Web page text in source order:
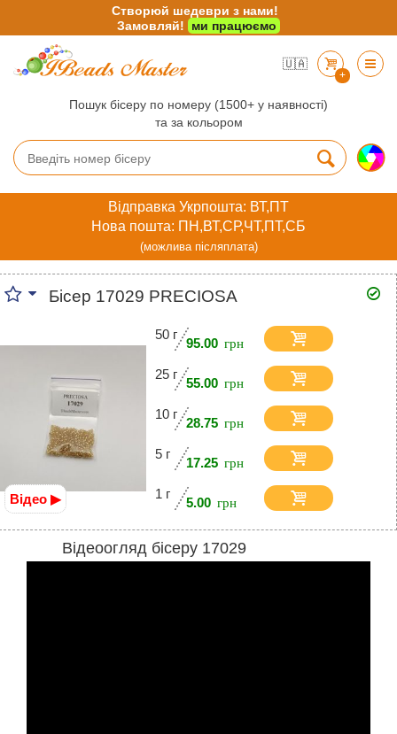
🇺🇦
+
Пошук бісеру по номеру (1500+ у наявності)
та за кольором
Відправка Укрпошта: ВТ,ПТ
Нова пошта: ПН,ВТ,СР,ЧТ,ПТ,СБ
(можлива післяплата)
Бісер 17029 PRECIOSA
Відео ▶
50 г
95.00
25 г
55.00
10 г
28.75
5 г
17.25
1 г
5.00
Відеоогляд бісеру 17029
Створюй шедеври з нами!
Замовляй!
ми працюємо